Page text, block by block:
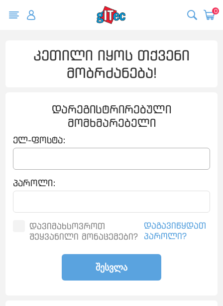
0
კეთილი იყოს თქვენი
მობრძანება!
დარეგისტრირებული
მომხმარებელი
ელ-ფოსტა:
პაროლი:
დავიმახსოვროთ
შეყვანილი მონაცემები?
დაგავიწყდათ
პაროლი?
ᲨᲔᲡᲕᲚᲐ